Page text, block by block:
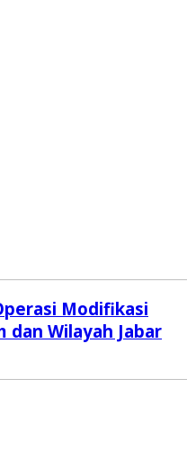
Modifikasi
dan Wilayah Jabar